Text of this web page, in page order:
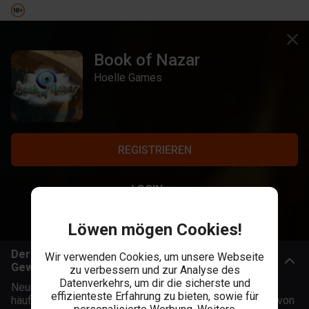
Book of Nazar
Hoelle Games
REGISTRIEREN
LOGIN
Der Book Of Nazar Slot - Das Auge führt dich zum
Gewinn!
Neuerdings sieht man das blaue Nazar-Auge immer
häufiger als Glücksbringer an Schlüsselbunden hängen, von
Löwen mögen Cookies!
Wir verwenden Cookies, um unsere Webseite
zu verbessern und zur Analyse des
Datenverkehrs, um dir die sicherste und
effizienteste Erfahrung zu bieten, sowie für